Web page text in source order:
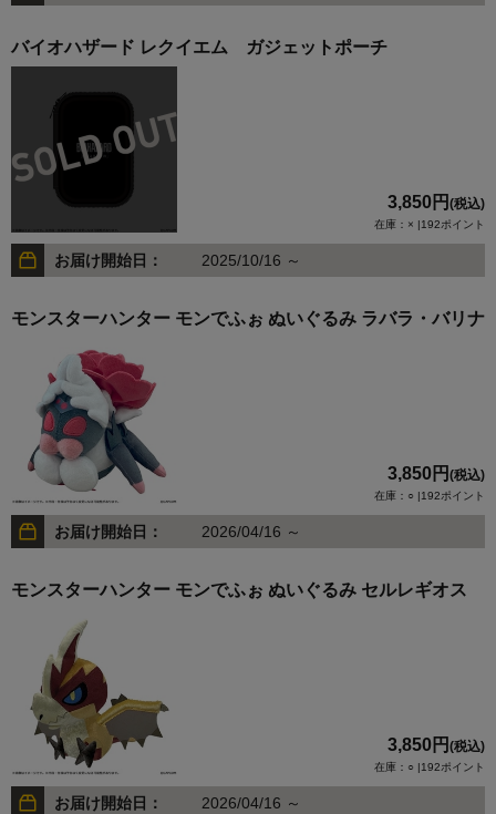
バイオハザード レクイエム ガジェットポーチ
3,850円 (税込)
在庫：× |192ポイント
お届け開始日： 2025/10/16 ～
モンスターハンター モンでふぉ ぬいぐるみ ラバラ・バリナ
3,850円 (税込)
在庫：○ |192ポイント
お届け開始日： 2026/04/16 ～
モンスターハンター モンでふぉ ぬいぐるみ セルレギオス
3,850円 (税込)
在庫：○ |192ポイント
お届け開始日： 2026/04/16 ～